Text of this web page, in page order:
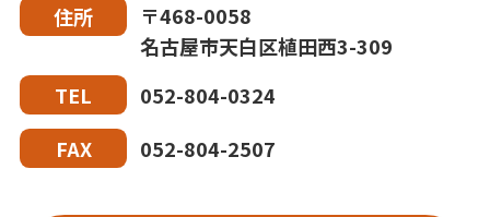
住所
〒468-0058
名古屋市天白区植田西3-309
TEL
052-804-0324
FAX
052-804-2507